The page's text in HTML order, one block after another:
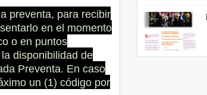
preventa, para recibir
en el momento
o en puntos
disponibilidad de
Preventa. En caso
un (1) código por